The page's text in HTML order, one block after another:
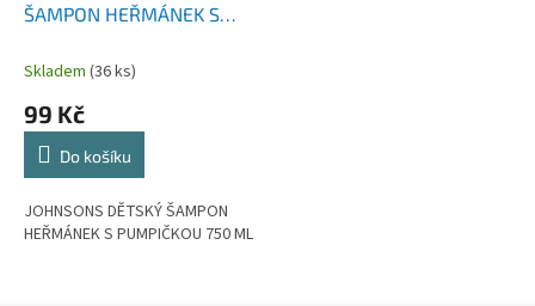
ŠAMPON HEŘMÁNEK S
Skladem (36 ks)
99 Kč
Do košíku
JOHNSONS DĚTSKÝ ŠAMPON
HEŘMÁNEK S PUMPIČKOU 750 ML